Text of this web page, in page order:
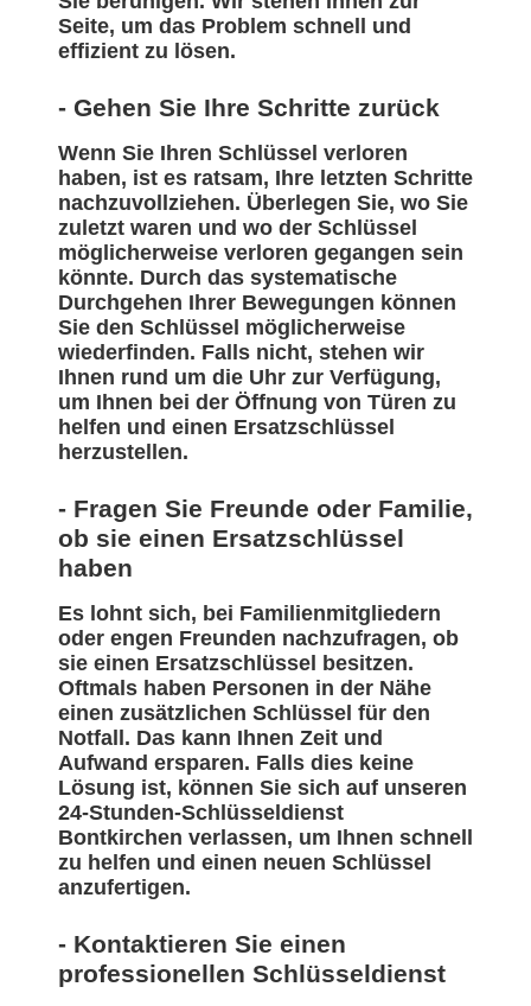
Seite, um das Problem schnell und
effizient zu lösen.
- Gehen Sie Ihre Schritte zurück
Wenn Sie Ihren Schlüssel verloren
haben, ist es ratsam, Ihre letzten Schritte
nachzuvollziehen. Überlegen Sie, wo Sie
zuletzt waren und wo der Schlüssel
möglicherweise verloren gegangen sein
könnte. Durch das systematische
Durchgehen Ihrer Bewegungen können
Sie den Schlüssel möglicherweise
wiederfinden. Falls nicht, stehen wir
Ihnen rund um die Uhr zur Verfügung,
um Ihnen bei der Öffnung von Türen zu
helfen und einen Ersatzschlüssel
herzustellen.
- Fragen Sie Freunde oder Familie,
ob sie einen Ersatzschlüssel
haben
Es lohnt sich, bei Familienmitgliedern
oder engen Freunden nachzufragen, ob
sie einen Ersatzschlüssel besitzen.
Oftmals haben Personen in der Nähe
einen zusätzlichen Schlüssel für den
Notfall. Das kann Ihnen Zeit und
Aufwand ersparen. Falls dies keine
Lösung ist, können Sie sich auf unseren
24-Stunden-Schlüsseldienst
Bontkirchen verlassen, um Ihnen schnell
zu helfen und einen neuen Schlüssel
anzufertigen.
- Kontaktieren Sie einen
professionellen Schlüsseldienst